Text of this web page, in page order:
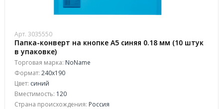
Арт. 3035550
Папка-конверт на кнопке А5 синяя 0.18 мм (10 штук
в упаковке)
Торговая марка: NoName
Формат: 240x190
Цвет: синий
Вместимость: 120
Страна происхождения: Россия